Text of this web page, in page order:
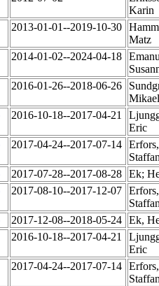
Karin
2013-01-01--2019-10-30
Matz
2014-01-02--2024-04-18
2016-01-26--2018-06-26
2016-10-18--2017-04-21
Eric
2017-04-24--2017-07-14 Erfors,
2017-07-28--2017-08-28 Ek;
2017-08-10--2017-12-07 Erfors,
2017-12-08--2018-05-24 Ek,
2016-10-18--2017-04-21
Eric
2017-04-24--2017-07-14 Erfors,